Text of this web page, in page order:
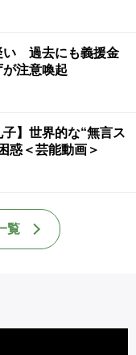
い 過去にも義援金
注意喚起
子】世界的な“無言ス
惑＜芸能動画＞
覧